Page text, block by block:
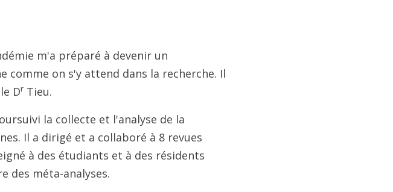
m'a préparé à devenir un
comme on s'y attend dans la recherche. Il
Dr Tieu.
la collecte et l'analyse de la
Il a dirigé et a collaboré à 8 revues
à des étudiants et à des résidents
des méta-analyses.